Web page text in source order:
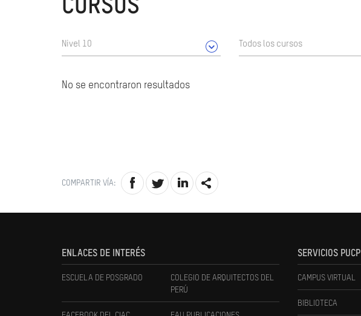
CURSOS
Nivel 10 Todos los cursos
No se encontraron resultados
COMPARTIR VÍA:
ENLACES DE INTERÉS
ESCUELA DE POSGRADO
COLEGIO DE ARQUITECTOS DEL
PERÚ
SERVICIOS PUCP
CAMPUS VIRTUAL
BIBLIOTECA